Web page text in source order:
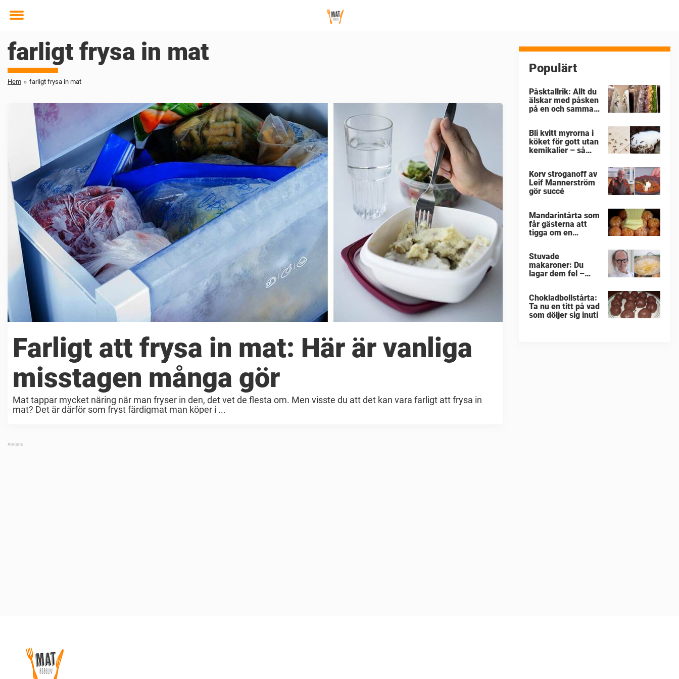
Toggle
farligt frysa in mat
Hem » farligt frysa in mat
Farligt att frysa in mat: Här är vanliga
misstagen många gör
Mat tappar mycket näring när man fryser in den, det vet de flesta om. Men visste du att det kan vara farligt att frysa in
mat? Det är därför som fryst färdigmat man köper i ...
Populärt
Påsktallrik: Allt du
älskar med påsken
på en och samma
Bli kvitt myrorna i
köket för gott utan
kemikalier – så
Korv stroganoff av
Leif Mannerström
gör succé
Mandarintårta som
får gästerna att
tigga om en
Stuvade
makaroner: Du
lagar dem fel –
Chokladbollstårta:
Ta nu en titt på vad
som döljer sig inuti